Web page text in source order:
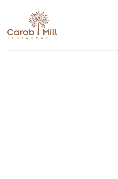
περιεχόμενο